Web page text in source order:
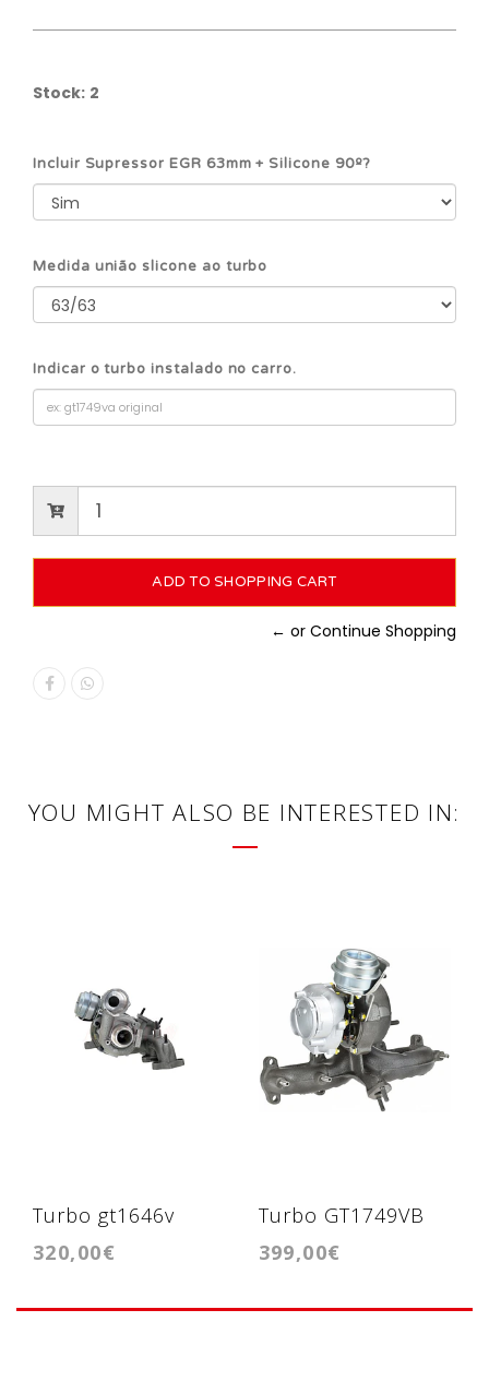
Stock: 2
Incluir Supressor EGR 63mm + Silicone 90º?
Medida união slicone ao turbo
Indicar o turbo instalado no carro.
← or Continue Shopping
YOU MIGHT ALSO BE INTERESTED IN:
Turbo gt1646v
1.9tdi BXE, BKC
320,00€
Turbo GT1749VB
(721021) novo
399,00€